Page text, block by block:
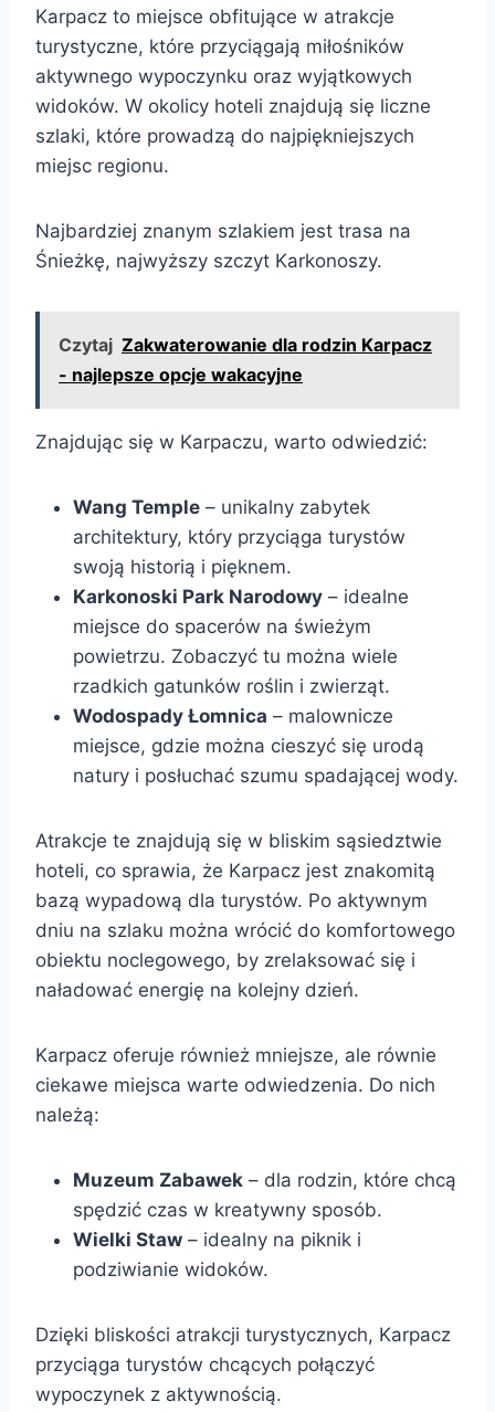
Karpacz to miejsce obfitujące w atrakcje
turystyczne, które przyciągają miłośników
aktywnego wypoczynku oraz wyjątkowych
widoków. W okolicy hoteli znajdują się liczne
szlaki, które prowadzą do najpiękniejszych
miejsc regionu.
Najbardziej znanym szlakiem jest trasa na
Śnieżkę, najwyższy szczyt Karkonoszy.
Czytaj Zakwaterowanie dla rodzin Karpacz
- najlepsze opcje wakacyjne
Znajdując się w Karpaczu, warto odwiedzić:
Wang Temple – unikalny zabytek
architektury, który przyciąga turystów
swoją historią i pięknem.
Karkonoski Park Narodowy – idealne
miejsce do spacerów na świeżym
powietrzu. Zobaczyć tu można wiele
rzadkich gatunków roślin i zwierząt.
Wodospady Łomnica – malownicze
miejsce, gdzie można cieszyć się urodą
natury i posłuchać szumu spadającej wody.
Atrakcje te znajdują się w bliskim sąsiedztwie
hoteli, co sprawia, że Karpacz jest znakomitą
bazą wypadową dla turystów. Po aktywnym
dniu na szlaku można wrócić do komfortowego
obiektu noclegowego, by zrelaksować się i
naładować energię na kolejny dzień.
Karpacz oferuje również mniejsze, ale równie
ciekawe miejsca warte odwiedzenia. Do nich
należą:
Muzeum Zabawek – dla rodzin, które chcą
spędzić czas w kreatywny sposób.
Wielki Staw – idealny na piknik i
podziwianie widoków.
Dzięki bliskości atrakcji turystycznych, Karpacz
przyciąga turystów chcących połączyć
wypoczynek z aktywnością.